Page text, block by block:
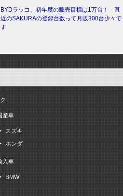
BYDラッコ、初年度の販売目標は1万台！ 直
近のSAKURAの登録台数って月販300台少々で
す
産車
スズキ
ホンダ
入車
BMW